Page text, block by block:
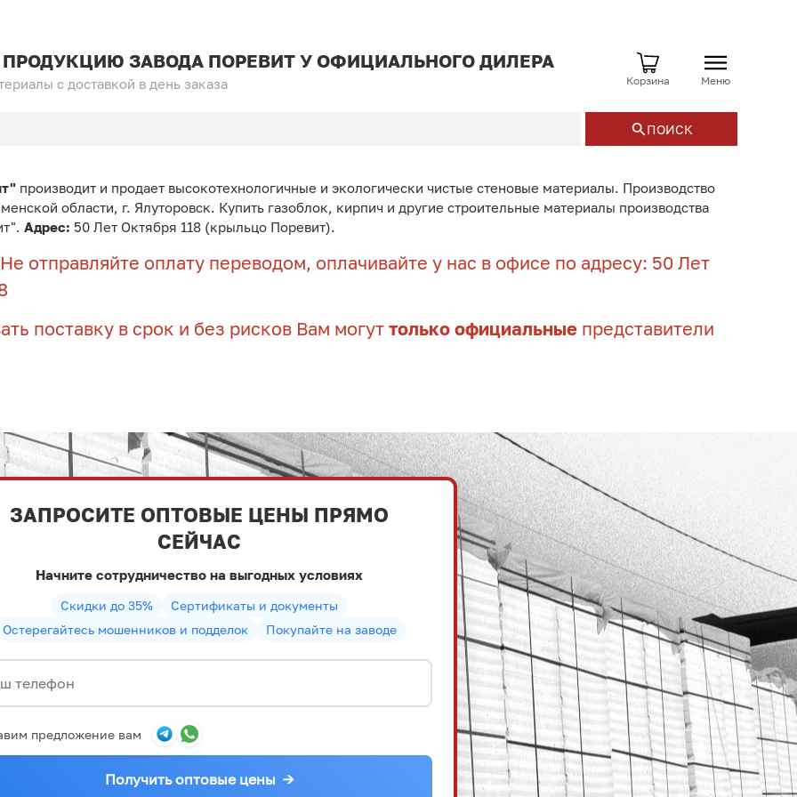
ЗАВОДА ПОРЕВИТ У ОФИЦИАЛЬНОГО ДИЛЕРА
с доставкой в день заказа Корзина Меню
ПОИСК
производит и продает высокотехнологичные и экологически чистые стеновые материалы. Производство
области, г. Ялуторовск. Купить газоблок, кирпич и другие строительные материалы производства
Адрес: 50 Лет Октября 118 (крыльцо Поревит).
отправляйте оплату переводом, оплачивайте у нас в офисе по адресу: 50 Лет
поставку в срок и без рисков Вам могут только официальные представители
ЗАПРОСИТЕ ОПТОВЫЕ ЦЕНЫ ПРЯМО
СЕЙЧАС
Начните сотрудничество на выгодных условиях
Скидки до 35%
Сертификаты и документы
Остерегайтесь мошенников и подделок
Покупайте на заводе
предложение вам
Получить оптовые цены →